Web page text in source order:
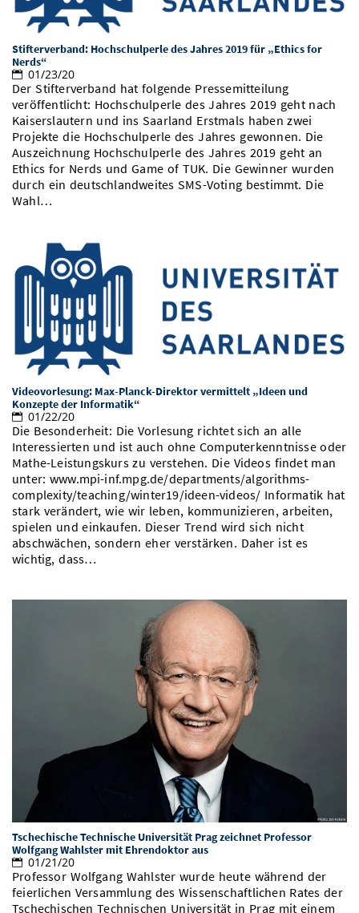
Vom Studium in den Beruf
Study Scheduler
Bibliothek
Open Science/Open Access
Start-ups
IT-Themenabend
Ranking
Preise, Auszeichnungen und Förderungen
SIC Merchandise
SIC Podcast
Termine, Vorträge und Veranstaltungen
Alumni
Stifterverband: Hochschulperle des Jahres 2019 für „Ethics for
Nerds“
01/23/20
Der Stifterverband hat folgende Pressemitteilung
veröffentlicht: Hochschulperle des Jahres 2019 geht nach
Kaiserslautern und ins Saarland Erstmals haben zwei
Projekte die Hochschulperle des Jahres gewonnen. Die
Auszeichnung Hochschulperle des Jahres 2019 geht an
Ethics for Nerds und Game of TUK. Die Gewinner wurden
durch ein deutschlandweites SMS-Voting bestimmt. Die
Wahl…
Videovorlesung: Max-Planck-Direktor vermittelt „Ideen und
Konzepte der Informatik“
01/22/20
Die Besonderheit: Die Vorlesung richtet sich an alle
Interessierten und ist auch ohne Computerkenntnisse oder
Mathe-Leistungskurs zu verstehen. Die Videos findet man
unter: www.mpi-inf.mpg.de/departments/algorithms-
complexity/teaching/winter19/ideen-videos/ Informatik hat
stark verändert, wie wir leben, kommunizieren, arbeiten,
spielen und einkaufen. Dieser Trend wird sich nicht
abschwächen, sondern eher verstärken. Daher ist es
wichtig, dass…
Tschechische Technische Universität Prag zeichnet Professor
Wolfgang Wahlster mit Ehrendoktor aus
01/21/20
Professor Wolfgang Wahlster wurde heute während der
feierlichen Versammlung des Wissenschaftlichen Rates der
Tschechischen Technischen Universität in Prag mit einem